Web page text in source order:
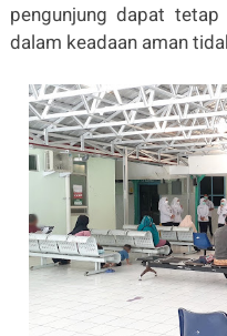
pengunjung dapat
dalam keadaan aman